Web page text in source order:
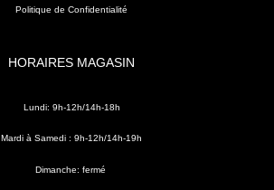
Politique de Confidentialité
HORAIRES MAGASIN
Lundi: 9h-12h/14h-18h
Mardi à Samedi : 9h-12h/14h-19h
Dimanche: fermé